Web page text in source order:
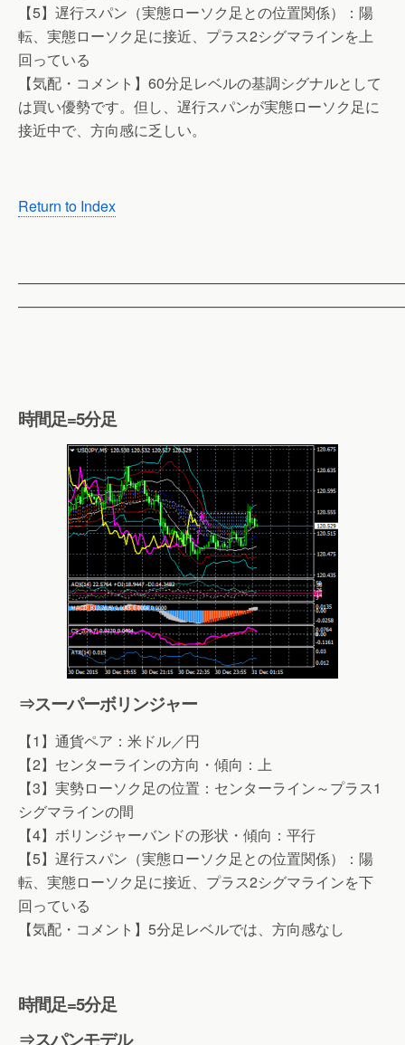
【5】遅行スパン（実態ローソク足との位置関係）：陽
転、実態ローソク足に接近、プラス2シグマラインを上
回っている
【気配・コメント】60分足レベルの基調シグナルとして
は買い優勢です。但し、遅行スパンが実態ローソク足に
接近中で、方向感に乏しい。
Return to Index
時間足=5分足
⇒スーパーボリンジャー
【1】通貨ペア：米ドル／円
【2】センターラインの方向・傾向：上
【3】実勢ローソク足の位置：センターライン～プラス1
シグマラインの間
【4】ボリンジャーバンドの形状・傾向：平行
【5】遅行スパン（実態ローソク足との位置関係）：陽
転、実態ローソク足に接近、プラス2シグマラインを下
回っている
【気配・コメント】5分足レベルでは、方向感なし
時間足=5分足
⇒スパンモデル